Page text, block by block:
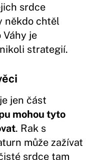
srdce
někdo chtěl
Váhy je
strategií.
jen část
mohou tyto
. Rak s
může zažívat
srdce tam